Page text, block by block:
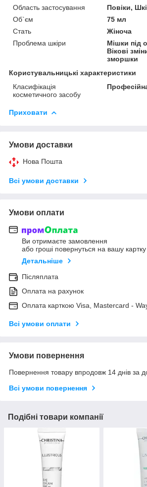
Область застосування
Повіки,
Об`єм
75 мл
Стать
Жіноча
Проблема шкіри
Мішки під
Вікові
зморшки
Користувальницькі характеристики
Класифікація
косметичного засобу
Приховати
Умови доставки
Нова Пошта
Всі умови доставки
Умови оплати
Ви отримаєте замовлення
або гроші повернуться на вашу картку
Детальніше
Післяплата
Оплата на рахунок
Оплата карткою Visa, Mastercard -
Всі умови оплати
Умови повернення
Повернення товару впродовж 14 днів за
Всі умови повернення
Подібні товари компанії